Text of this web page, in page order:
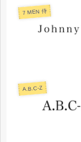
7 MEN 侍
A.B.C-Z